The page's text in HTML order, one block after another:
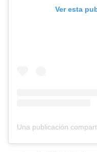
Ver esta